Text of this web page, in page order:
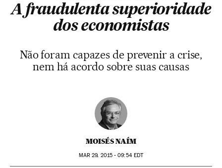
A fraudulenta superioridade
dos economistas
Não foram capazes de prevenir a crise,
nem há acordo sobre suas causas
MOISÉS NAÍM
MAR 29, 2015 - 09:54EDT